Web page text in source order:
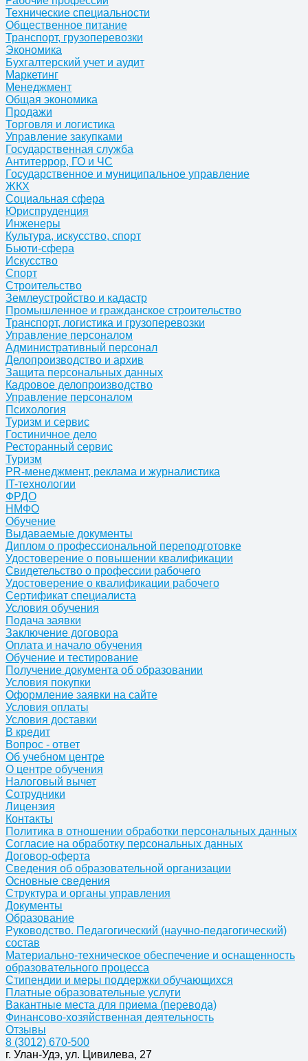
Технические специальности
Общественное питание
Транспорт, грузоперевозки
Экономика
Бухгалтерский учет и аудит
Маркетинг
Менеджмент
Общая экономика
Продажи
Торговля и логистика
Управление закупками
Государственная служба
Антитеррор, ГО и ЧС
Государственное и муниципальное управление
ЖКХ
Социальная сфера
Юриспруденция
Инженеры
Культура, искусство, спорт
Бьюти-сфера
Искусство
Спорт
Строительство
Землеустройство и кадастр
Промышленное и гражданское строительство
Транспорт, логистика и грузоперевозки
Управление персоналом
Административный персонал
Делопроизводство и архив
Защита персональных данных
Кадровое делопроизводство
Управление персоналом
Психология
Туризм и сервис
Гостиничное дело
Ресторанный сервис
Туризм
PR-менеджмент, реклама и журналистика
IT-технологии
ФРДО
НМФО
Обучение
Выдаваемые документы
Диплом о профессиональной переподготовке
Удостоверение о повышении квалификации
Свидетельство о профессии рабочего
Удостоверение о квалификации рабочего
Сертификат специалиста
Условия обучения
Подача заявки
Заключение договора
Оплата и начало обучения
Обучение и тестирование
Получение документа об образовании
Условия покупки
Оформление заявки на сайте
Условия оплаты
Условия доставки
В кредит
Вопрос - ответ
Об учебном центре
О центре обучения
Налоговый вычет
Сотрудники
Лицензия
Контакты
Политика в отношении обработки персональных данных
Согласие на обработку персональных данных
Договор-оферта
Сведения об образовательной организации
Основные сведения
Структура и органы управления
Документы
Образование
Руководство. Педагогический (научно-педагогический)
состав
Материально-техническое обеспечение и оснащенность
образовательного процесса
Стипендии и меры поддержки обучающихся
Платные образовательные услуги
Вакантные места для приема (перевода)
Финансово-хозяйственная деятельность
Отзывы
8 (3012) 670-500
г. Улан-Удэ, ул. Цивилева, 27